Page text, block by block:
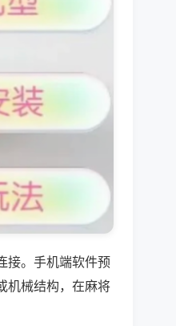
接。手机端软件预
机械结构，在麻将